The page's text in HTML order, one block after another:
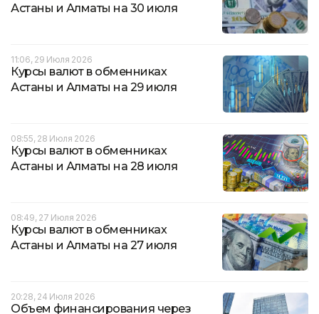
Астаны и Алматы на 30 июля
11:06, 29 Июля 2026
Курсы валют в обменниках
Астаны и Алматы на 29 июля
08:55, 28 Июля 2026
Курсы валют в обменниках
Астаны и Алматы на 28 июля
08:49, 27 Июля 2026
Курсы валют в обменниках
Астаны и Алматы на 27 июля
20:28, 24 Июля 2026
Объем финансирования через